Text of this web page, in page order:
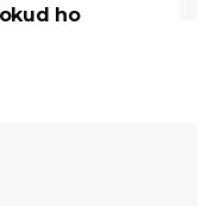
ho